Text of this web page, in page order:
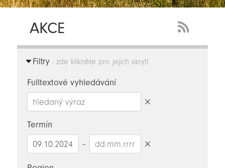
AKCE
Feed
Filtry- zde klikněte pro jejich skrytí
Fulltextové vyhledávání
Termín
–